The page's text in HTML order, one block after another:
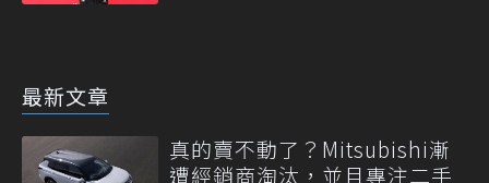
最新文章
真的賣不動了？Mitsubishi漸
遭經銷商淘汰，並且專注二手